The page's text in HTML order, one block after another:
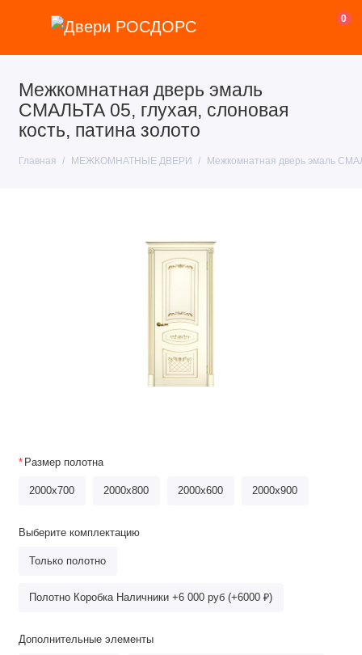
0
Межкомнатная дверь эмаль
СМАЛЬТА 05, глухая, слоновая
кость, патина золото
Главная МЕЖКОМНАТНЫЕ ДВЕРИ Межкомнатная дверь эмаль
Размер полотна
2000x700 2000х800 2000x600 2000x900
Выберите комплектацию
Только полотно
Полотно Коробка Наличники +6 000 руб (+6000 ₽)
Дополнительные элементы